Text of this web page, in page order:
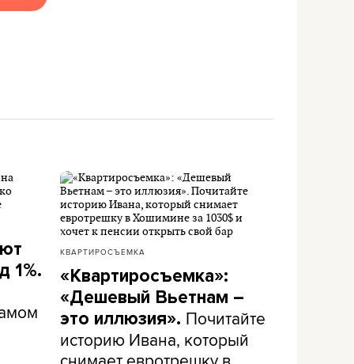
1%.
КВАРТИРОСЪЕМКА
«Квартиросъемка»:
«Дешевый Вьетнам –
это иллюзия». Почитайте
историю Ивана, который